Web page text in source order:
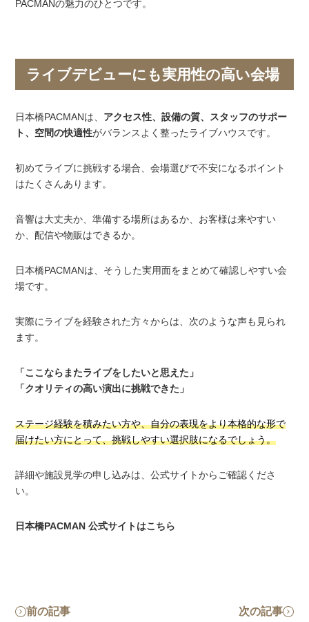
PACMANの魅力のひとつです。
ライブデビューにも実用性の高い会場
日本橋PACMANは、 アクセス性、設備の質、スタッフのサポー
ト、空間の快適性がバランスよく整ったライブハウスです。
初めてライブに挑戦する場合、会場選びで不安になるポイント
はたくさんあります。
音響は大丈夫か、準備する場所はあるか、お客様は来やすい
か、配信や物販はできるか。
日本橋PACMANは、そうした実用面をまとめて確認しやすい会
場です。
実際にライブを経験された方々からは、次のような声も見られ
ます。
「ここならまたライブをしたいと思えた」
「クオリティの高い演出に挑戦できた」
ステージ経験を積みたい方や、自分の表現をより本格的な形で
届けたい方にとって、挑戦しやすい選択肢になるでしょう。
詳細や施設見学の申し込みは、公式サイトからご確認くださ
い。
日本橋PACMAN 公式サイトはこちら
前の記事 次の記事